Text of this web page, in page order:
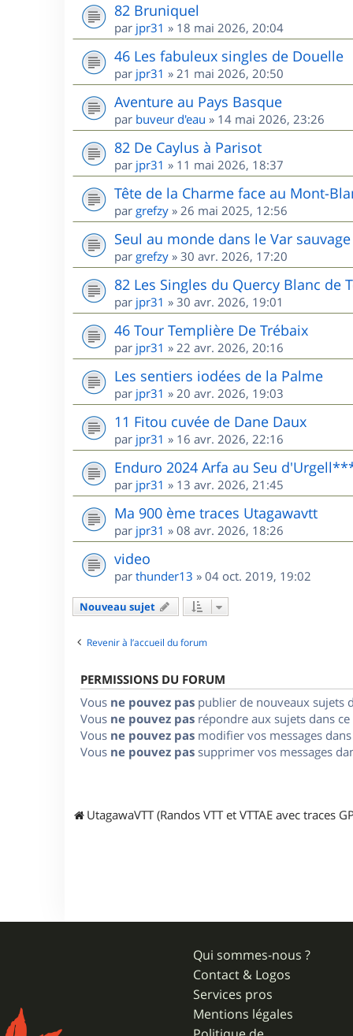
82 Bruniquel
par jpr31 » 18 mai 2026, 20:04
46 Les fabuleux singles de Douelle
par jpr31 » 21 mai 2026, 20:50
Aventure au Pays Basque
par buveur d'eau » 14 mai 2026, 23:26
82 De Caylus à Parisot
par jpr31 » 11 mai 2026, 18:37
Tête de la Charme face au Mont-
par grefzy » 26 mai 2025, 12:56
Seul au monde dans le Var
par grefzy » 30 avr. 2026, 17:20
82 Les Singles du Quercy Blanc de
par jpr31 » 30 avr. 2026, 19:01
46 Tour Templière De Trébaix
par jpr31 » 22 avr. 2026, 20:16
Les sentiers iodées de la Palme
par jpr31 » 20 avr. 2026, 19:03
11 Fitou cuvée de Dane Daux
par jpr31 » 16 avr. 2026, 22:16
Enduro 2024 Arfa au Seu
par jpr31 » 13 avr. 2026, 21:45
Ma 900 ème traces Utagawavtt
par jpr31 » 08 avr. 2026, 18:26
video
par thunder13 » 04 oct. 2019, 19:02
Nouveau sujet
Revenir à l’accueil du forum
PERMISSIONS DU FORUM
Vous ne pouvez pas publier de nouveaux sujets
Vous ne pouvez pas répondre aux sujets dans
Vous ne pouvez pas modifier vos messages
Vous ne pouvez pas supprimer vos messages
UtagawaVTT (Randos VTT et VTTAE avec traces
Qui sommes-nous ?
Contact & Logos
Services pros
Mentions légales